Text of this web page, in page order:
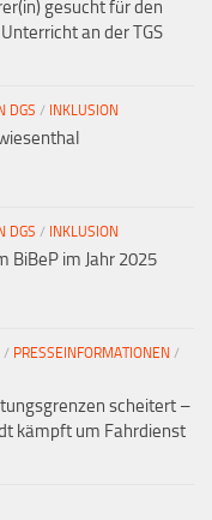
gesucht für den
an der TGS
DGS / INKLUSION
DGS / INKLUSION
BiBeP im Jahr 2025
/ PRESSEINFORMATIONEN /
scheitert –
kämpft um Fahrdienst